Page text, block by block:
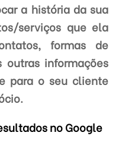
a história da sua
serviços que ela
formas de
informações
para o seu cliente
no Google